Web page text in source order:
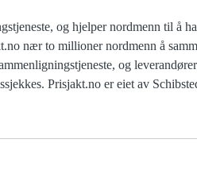
og hjelper nordmenn til å
nær to millioner nordmenn å
og
Prisjakt.no er eiet av